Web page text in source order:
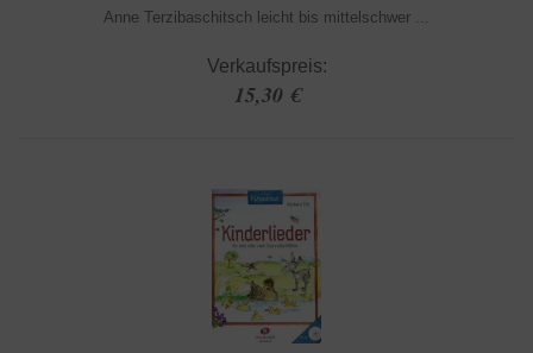
Anne Terzibaschitsch leicht bis mittelschwer ...
Verkaufspreis:
15,30 €